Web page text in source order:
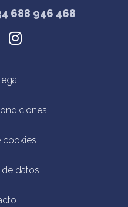
688 946 468
cookies
datos